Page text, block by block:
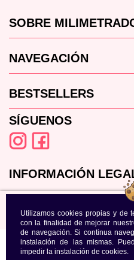
Utilizamos cookies propias y de
con la finalidad de mejorar
de navegación. Si continua
instalación de las mismas.
impedir la instalación de cookies.
SOBRE
NAVEGACIÓN
BESTSELLERS
SÍGUENOS
INFORMACIÓN